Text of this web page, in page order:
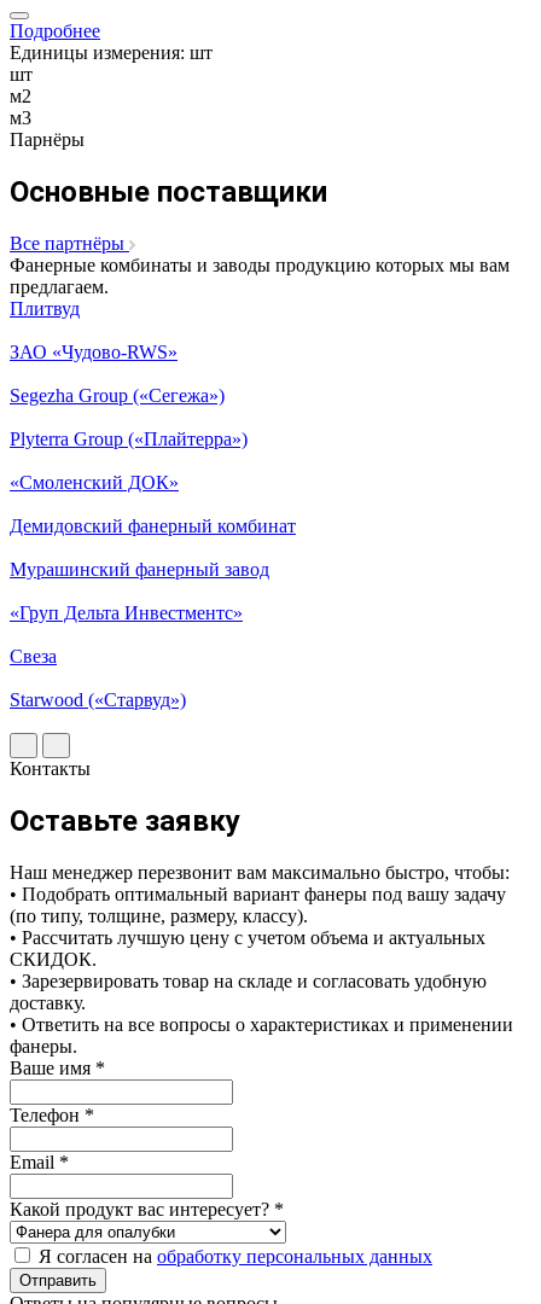
Подробнее
Единицы измерения: шт
шт
м2
м3
Парнёры
Основные поставщики
Все партнёры
Фанерные комбинаты и заводы продукцию которых мы вам
предлагаем.
Плитвуд
ЗАО «Чудово-RWS»
Segezha Group («Сегежа»)
Plyterra Group («Плайтерра»)
«Смоленский ДОК»
Демидовский фанерный комбинат
Мурашинский фанерный завод
«Груп Дельта Инвестментс»
Свеза
Starwood («Старвуд»)
Контакты
Оставьте заявку
Наш менеджер перезвонит вам максимально быстро, чтобы:
• Подобрать оптимальный вариант фанеры под вашу задачу
(по типу, толщине, размеру, классу).
• Рассчитать лучшую цену с учетом объема и актуальных
СКИДОК.
• Зарезервировать товар на складе и согласовать удобную
доставку.
• Ответить на все вопросы о характеристиках и применении
фанеры.
Ваше имя *
Телефон *
Email *
Какой продукт вас интересует? *
Я согласен на обработку персональных данных
Отправить